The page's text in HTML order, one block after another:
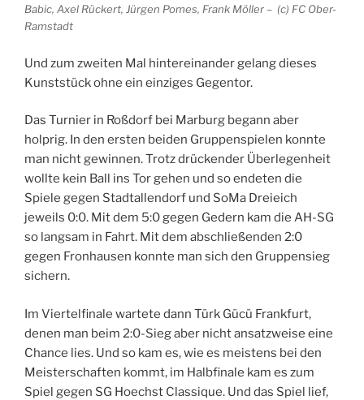
Babic, Axel Rückert, Jürgen Pomes, Frank Möller – (c) FC Ober-
Ramstadt
Und zum zweiten Mal hintereinander gelang dieses
Kunststück ohne ein einziges Gegentor.
Das Turnier in Roßdorf bei Marburg begann aber
holprig. In den ersten beiden Gruppenspielen konnte
man nicht gewinnen. Trotz drückender Überlegenheit
wollte kein Ball ins Tor gehen und so endeten die
Spiele gegen Stadtallendorf und SoMa Dreieich
jeweils 0:0. Mit dem 5:0 gegen Gedern kam die AH-SG
so langsam in Fahrt. Mit dem abschließenden 2:0
gegen Fronhausen konnte man sich den Gruppensieg
sichern.
Im Viertelfinale wartete dann Türk Gücü Frankfurt,
denen man beim 2:0-Sieg aber nicht ansatzweise eine
Chance lies. Und so kam es, wie es meistens bei den
Meisterschaften kommt, im Halbfinale kam es zum
Spiel gegen SG Hoechst Classique. Und das Spiel lief,